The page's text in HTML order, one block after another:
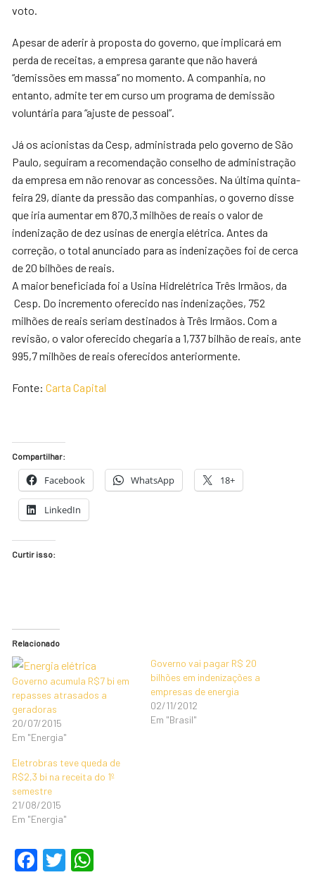
voto.
Apesar de aderir à proposta do governo, que implicará em
perda de receitas, a empresa garante que não haverá
“demissões em massa” no momento. A companhia, no
entanto, admite ter em curso um programa de demissão
voluntária para “ajuste de pessoal”.
Já os acionistas da Cesp, administrada pelo governo de São
Paulo, seguiram a recomendação conselho de administração
da empresa em não renovar as concessões. Na última quinta-
feira 29, diante da pressão das companhias, o governo disse
que iria aumentar em 870,3 milhões de reais o valor de
indenização de dez usinas de energia elétrica. Antes da
correção, o total anunciado para as indenizações foi de cerca
de 20 bilhões de reais.
A maior beneficiada foi a Usina Hidrelétrica Três Irmãos, da
Cesp. Do incremento oferecido nas indenizações, 752
milhões de reais seriam destinados à Três Irmãos. Com a
revisão, o valor oferecido chegaria a 1,737 bilhão de reais, ante
995,7 milhões de reais oferecidos anteriormente.
Fonte:Carta Capital
Compartilhar:
Facebook WhatsApp 18+
LinkedIn
Curtir isso:
Relacionado
Governo acumula R$7 bi em
repasses atrasados a
geradoras
20/07/2015
Em "Energia"
Governo vai pagar R$ 20
bilhões em indenizações a
empresas de energia
02/11/2012
Em "Brasil"
Eletrobras teve queda de
R$2,3 bi na receita do 1º
semestre
21/08/2015
Em "Energia"
F
T